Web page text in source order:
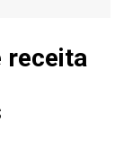
receita